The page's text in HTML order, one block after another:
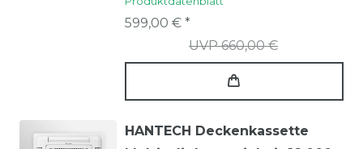
UVP 660,00 €
599,00 € *
HANTECH Deckenkassette